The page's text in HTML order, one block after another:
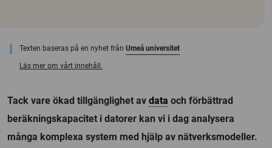
Texten baseras på en nyhet från Umeå universitet
Läs mer om vårt innehåll.
Tack vare ökad tillgänglighet av data och förbättrad
beräkningskapacitet i datorer kan vi i dag analysera
många komplexa system med hjälp av nätverksmodeller.